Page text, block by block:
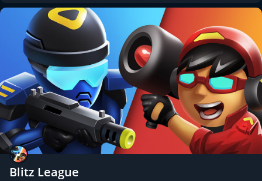
Blitz League